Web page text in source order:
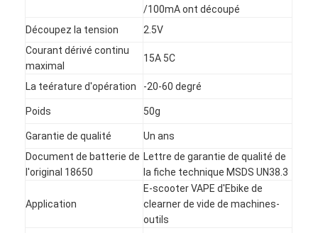
Maison
Produits
Au sujet de nous
Contrôle de qualité
Contactez-nous
/100mA ont découpé
Découpez la tension
2.5V
Courant dérivé continu
maximal
15A 5C
La teérature d'opération -20-60 degré
Poids 50g
Garantie de qualité
Un ans
Document de batterie de
l'original 18650
Lettre de garantie de qualité de
la fiche technique MSDS UN38.3
Application
E-scooter VAPE d'Ebike de
clearner de vide de machines-
outils